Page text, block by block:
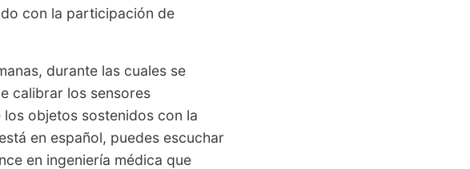
con la participación de
durante las cuales se
calibrar los sensores
objetos sostenidos con la
en español, puedes escuchar
en ingeniería médica que